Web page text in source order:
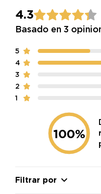
4.3
Basado en 3
1
2
3
4
5
100%
Filtrar por